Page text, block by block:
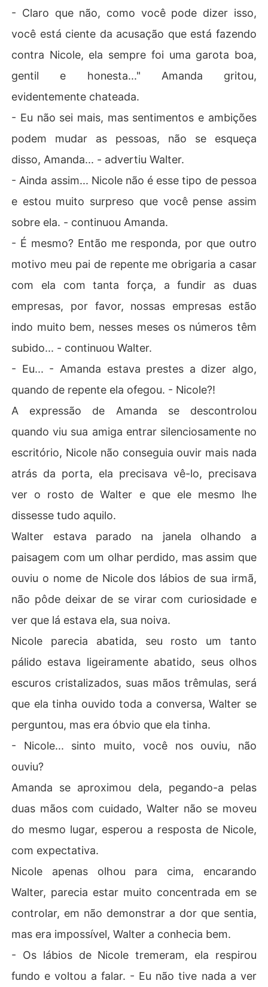
- Claro que não, como você pode dizer isso,
você está ciente da acusação que está fazendo
contra Nicole, ela sempre foi uma garota boa,
gentil e honesta..." Amanda gritou,
evidentemente chateada.
- Eu não sei mais, mas sentimentos e ambições
podem mudar as pessoas, não se esqueça
disso, Amanda... - advertiu Walter.
- Ainda assim... Nicole não é esse tipo de pessoa
e estou muito surpreso que você pense assim
sobre ela. - continuou Amanda.
- É mesmo? Então me responda, por que outro
motivo meu pai de repente me obrigaria a casar
com ela com tanta força, a fundir as duas
empresas, por favor, nossas empresas estão
indo muito bem, nesses meses os números têm
subido... - continuou Walter.
- Eu... - Amanda estava prestes a dizer algo,
quando de repente ela ofegou. - Nicole?!
A expressão de Amanda se descontrolou
quando viu sua amiga entrar silenciosamente no
escritório, Nicole não conseguia ouvir mais nada
atrás da porta, ela precisava vê-lo, precisava
ver o rosto de Walter e que ele mesmo lhe
dissesse tudo aquilo.
Walter estava parado na janela olhando a
paisagem com um olhar perdido, mas assim que
ouviu o nome de Nicole dos lábios de sua irmã,
não pôde deixar de se virar com curiosidade e
ver que lá estava ela, sua noiva.
Nicole parecia abatida, seu rosto um tanto
pálido estava ligeiramente abatido, seus olhos
escuros cristalizados, suas mãos trêmulas, será
que ela tinha ouvido toda a conversa, Walter se
perguntou, mas era óbvio que ela tinha.
- Nicole... sinto muito, você nos ouviu, não
ouviu?
Amanda se aproximou dela, pegando-a pelas
duas mãos com cuidado, Walter não se moveu
do mesmo lugar, esperou a resposta de Nicole,
com expectativa.
Nicole apenas olhou para cima, encarando
Walter, parecia estar muito concentrada em se
controlar, em não demonstrar a dor que sentia,
mas era impossível, Walter a conhecia bem.
- Os lábios de Nicole tremeram, ela respirou
fundo e voltou a falar. - Eu não tive nada a ver